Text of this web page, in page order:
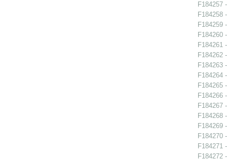
F184257
F184258
F184259
F184260
F184261
F184262
F184263
F184264
F184265
F184266
F184267
F184268
F184269
F184270
F184271
F184272